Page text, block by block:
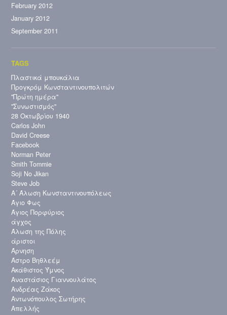
February 2012
January 2012
September 2011
Πλαστικά μπουκάλια
Προγκρόμ Κωνσταντινουπολιτών
"Πρώτη ημέρα"
"Συνωστισμός"
28 Οκτωβρίου 1940
Carlos John
David Creese
Facebook
Norman Peter
Smith Tommie
Soji No Jikan
Steve Job
Α´ Άλωση Κωνσταντινουπόλεως
Άγιο Φως
Άγιος Πορφύριος
άγχος
Άλωση της Πόλης
άριστοι
Άρνηση
Άστρο Βηθλεέμ
Ακάθιστος Ύμνος
Αναστάσιος Γιαννουλάτος
Ανδρέας Ζάκος
Αντωνόπουλος Σωτήρης
Απελλής